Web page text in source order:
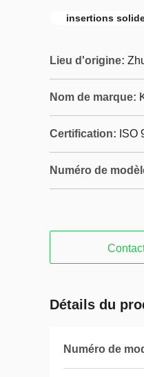
insertions
Lieu d'origine:
Nom de marque:
Certification: ISO
Numéro de
Détails du
Numéro de